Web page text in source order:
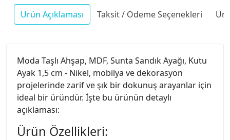
Ürün Açıklaması Taksit / Ödeme Seçenekleri
Moda Taşlı Ahşap, MDF, Sunta Sandık Ayağı, Kutu
Ayak 1,5 cm - Nikel, mobilya ve dekorasyon
projelerinde zarif ve şık bir dokunuş arayanlar için
ideal bir üründür. İşte bu ürünün detaylı
açıklaması:
Ürün Özellikleri: